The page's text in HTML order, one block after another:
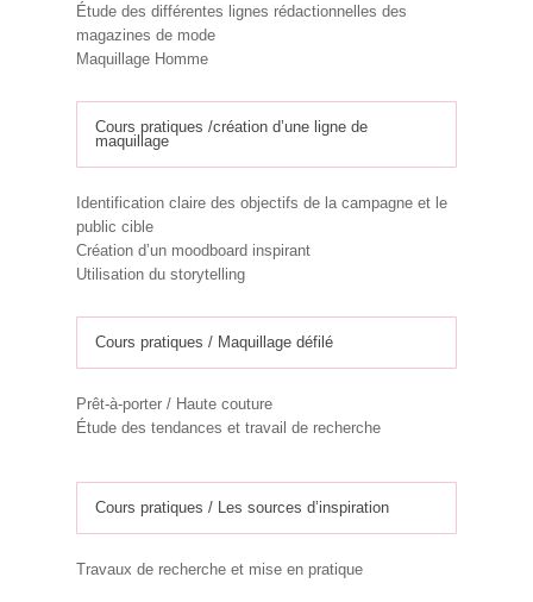
Étude des différentes lignes rédactionnelles des
magazines de mode
Maquillage Homme
Cours pratiques /création d’une ligne de
maquillage
Identification claire des objectifs de la campagne et le
public cible
Création d’un moodboard inspirant
Utilisation du storytelling
Cours pratiques / Maquillage défilé
Prêt-à-porter / Haute couture
Étude des tendances et travail de recherche
Cours pratiques / Les sources d’inspiration
Travaux de recherche et mise en pratique